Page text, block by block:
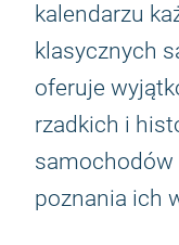
kalendarzu
klasycznych
oferuje
rzadkich i
samochodów
poznania ich